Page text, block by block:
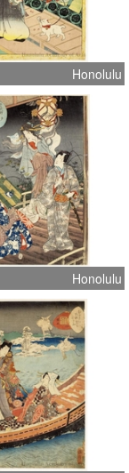
Honolulu
Honolulu